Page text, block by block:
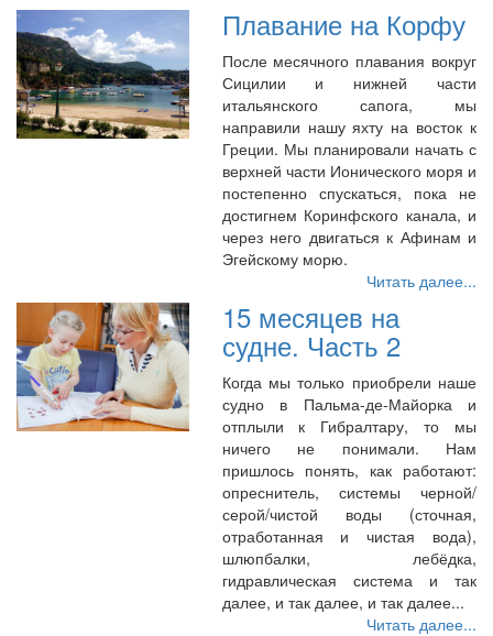
Плавание на Корфу
После месячного плавания вокруг
Сицилии и нижней части
итальянского сапога, мы
направили нашу яхту на восток к
Греции. Мы планировали начать с
верхней части Ионического моря и
постепенно спускаться, пока не
достигнем Коринфского канала, и
через него двигаться к Афинам и
Эгейскому морю.
Читать далее...
15 месяцев на
судне. Часть 2
Когда мы только приобрели наше
судно в Пальма-де-Майорка и
отплыли к Гибралтару, то мы
ничего не понимали. Нам
пришлось понять, как работают:
опреснитель, системы черной/
серой/чистой воды (сточная,
отработанная и чистая вода),
шлюпбалки, лебёдка,
гидравлическая система и так
далее, и так далее, и так далее...
Читать далее...